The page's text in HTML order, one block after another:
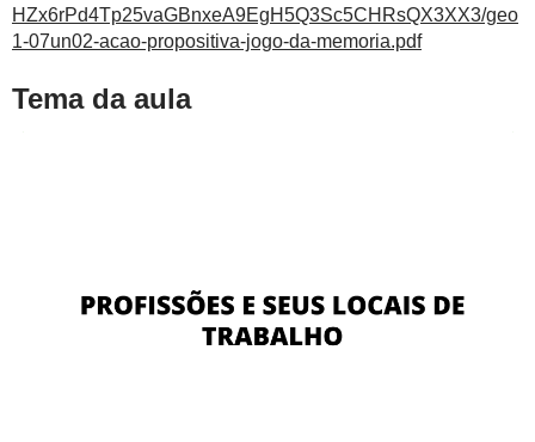
HZx6rPd4Tp25vaGBnxeA9EgH5Q3Sc5CHRsQX3XX3/geo
1-07un02-acao-propositiva-jogo-da-memoria.pdf
Tema da aula